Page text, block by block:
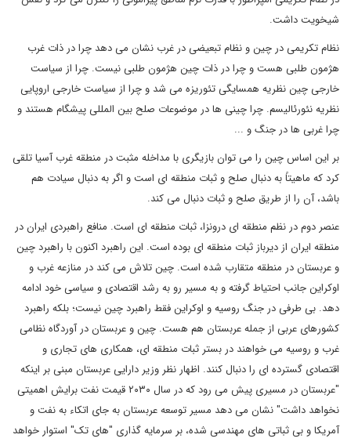
شیخویت داشت.
نظام تکریمی در چین و نظام تبعیضی در غرب نشان می دهد چرا در ذات غرب
هژمون طلبی هست و چرا در ذات چین هژمون طلبی نیست. چرا از سیاست
خارجی چین نظریه همسایگی تئوریزه می شد و چرا از سیاست خارجی اروپایی
نظریه نئورئالیسم. چرا چینی ها در موضوعات صلح بین المللی پیشگام هستند و
چرا غربی ها در جنگ و ...
بر این اساس چین را می توان بازیگری با مداخله مثبت در منطقه غرب آسیا تلقی
کرد که ماهیتاً به دنبال صلح و ثبات منطقه ای است و اگر به دنبال سیادت هم
باشد، آن را از طریق صلح و ثبات دنبال می کند.
عنصر دوم در نظم منطقه ای درونزا، ثبات منطقه ای است. منافع راهبردی ایران در
منطقه ایران از دیرباز ثبات منطقه ای بوده است. این راهبرد اکنون با راهبرد چین
و عربستان در منطقه متقارب شده است. چین تلاش می کند در منازعه غرب و
اوکراین جانب احتیاط گرفته و به مسیر رو به رشد اقتصادی و سیاسی خود ادامه
دهد. بی طرفی در جنگ روسیه و اوکراین فقط راهبرد چین نیست؛ بلکه راهبرد
کشورهای عربی از جمله عربستان هم هست. چین و عربستان در آوردگاه نظامی
غرب و روسیه می خواهند در بستر ثبات منطقه ای، همکاری های تجاری و
اقتصادی گسترده ای را دنبال کنند. اظهار نظر وزیر دارایی عربستان مبنی بر اینکه
"عربستان در مسیری پیش می رود که در سال ۲۰۳۰ قیمت نفت برایش اهمیتی
نخواهد داشت" نشان می دهد مسیر توسعه عربستان به جای اتکاء به نفت و
آمریکا و بی ثباتی های مهندسی شده، بر سرمایه گذاری "های تک" استوار خواهد